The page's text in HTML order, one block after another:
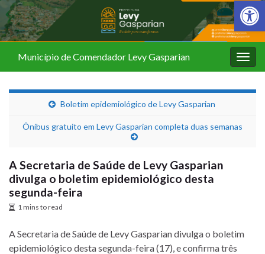
Barra de
Município de Comendador Levy Gasparian
Boletim epidemiológico de Levy Gasparian
Ônibus gratuito em Levy Gasparian completa duas semanas
A Secretaria de Saúde de Levy Gasparian
divulga o boletim epidemiológico desta
segunda-feira
1 mins to read
A Secretaria de Saúde de Levy Gasparian divulga o boletim
epidemiológico desta segunda-feira (17), e confirma três